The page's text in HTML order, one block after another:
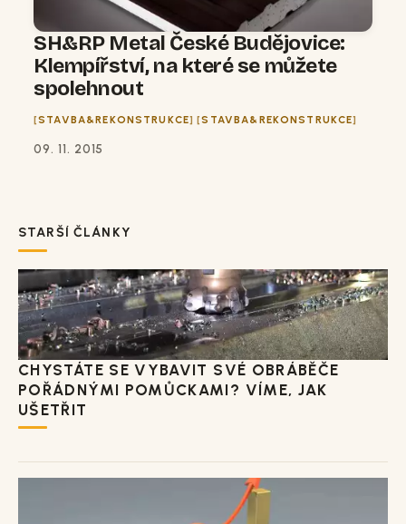
SH&RP Metal České Budějovice:
Klempířství, na které se můžete
spolehnout
STAVBA&REKONSTRUKCE STAVBA&REKONSTRUKCE
09. 11. 2015
STARŠÍ ČLÁNKY
CHYSTÁTE SE VYBAVIT SVÉ OBRÁBĚČE
POŘÁDNÝMI POMŮCKAMI? VÍME, JAK
UŠETŘIT